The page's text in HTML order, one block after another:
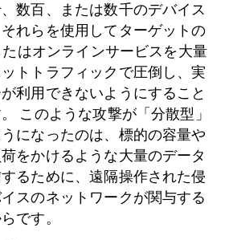
数百、または数千のデバイス
れらを使用してターゲットの
たはオンラインサービスを大量
トトラフィックで圧倒し、実
利用できないようにすること
このような攻撃が「分散型」
になったのは、標的の容量や
をかけるような大量のデータ
るために、遠隔操作された侵
スのネットワークが関与する
です。